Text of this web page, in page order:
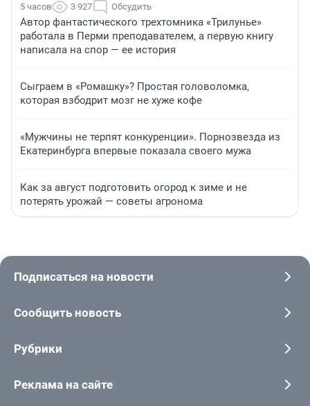
5 часов 3 927 Обсудить
Автор фантастического трехтомника «Трилунье»
работала в Перми преподавателем, а первую книгу
написала на спор — ее история
Сыграем в «Ромашку»? Простая головоломка,
которая взбодрит мозг не хуже кофе
«Мужчины не терпят конкуренции». Порнозвезда из
Екатеринбурга впервые показала своего мужа
Как за август подготовить огород к зиме и не
потерять урожай — советы агронома
Подписаться на новости
Сообщить новость
Рубрики
Реклама на сайте